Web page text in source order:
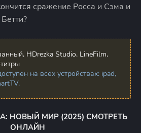
сражение Росса и Сэма и
HDrezka Studio, LineFilm,
на всех устройствах: ipad,
НОВЫЙ МИР (2025) СМОТРЕТЬ
ОНЛАЙН